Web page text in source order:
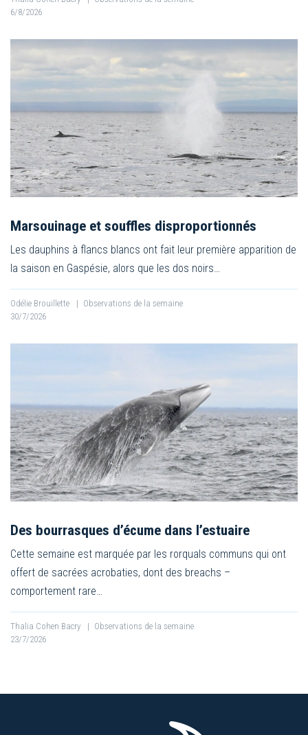
6/8/2026
Marsouinage et souffles disproportionnés
Les dauphins à flancs blancs ont fait leur première apparition de
la saison en Gaspésie, alors que les dos noirs…
Odélie Brouillette | Observations de la semaine
30/7/2026
Des bourrasques d’écume dans l’estuaire
Cette semaine est marquée par les rorquals communs qui ont
offert de sacrées acrobaties, dont des breachs –
comportement rare…
Thalia Cohen Bacry | Observations de la semaine
23/7/2026